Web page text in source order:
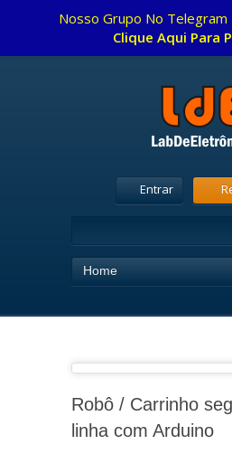
Entrar
Home
Robô / Carrinho
linha com Arduino
Nosso Grupo No
Clique Aqui Para